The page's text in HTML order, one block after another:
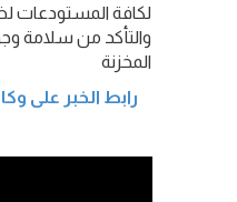
لكافة المستودعات
والتأكد من سلامة
المخزنة
رابط الخبر على